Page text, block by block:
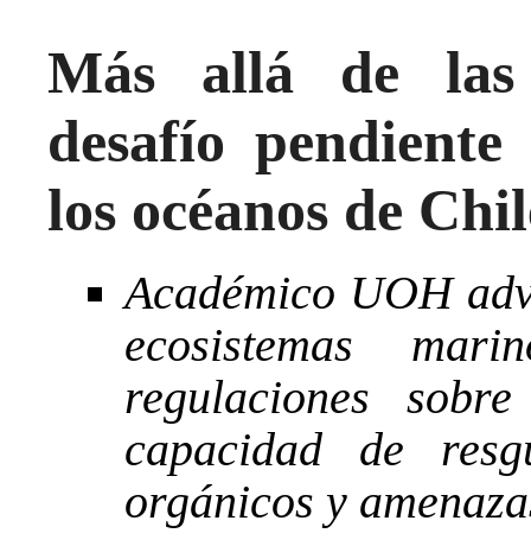
Más allá de las
desafío
los océanos de
Académico UOH
ecosistemas
regulaciones
capacidad de
orgánicos y